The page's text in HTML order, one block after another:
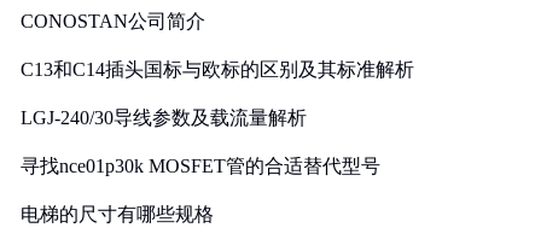
CONOSTAN公司简介
C13和C14插头国标与欧标的区别及其标准解析
LGJ-240/30导线参数及载流量解析
寻找nce01p30k MOSFET管的合适替代型号
电梯的尺寸有哪些规格